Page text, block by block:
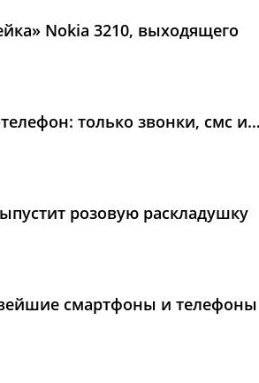
Nokia 3210, выходящего
только звонки, смс
розовую раскладушку
смартфоны и телефоны